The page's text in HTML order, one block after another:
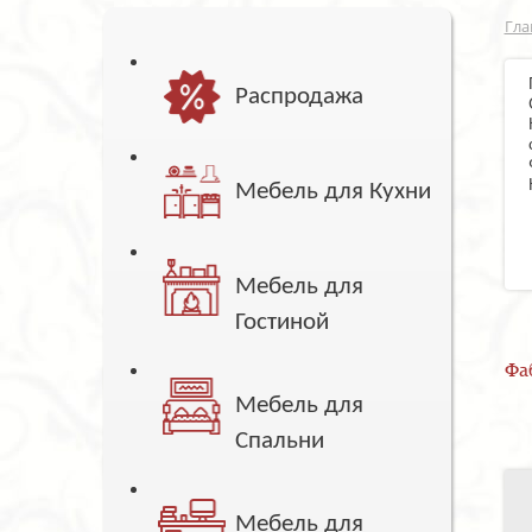
Распродажа
Мебель для Кухни
Мебель для
Гостиной
Мебель для
Спальни
Мебель для